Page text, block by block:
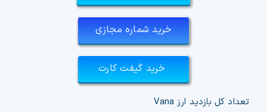
خرید شماره مجازی
خرید گیفت کارت
تعداد کل بازدید ارز Vana